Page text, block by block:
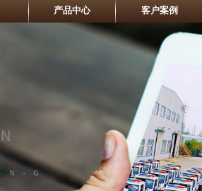
产品中心 客户案例